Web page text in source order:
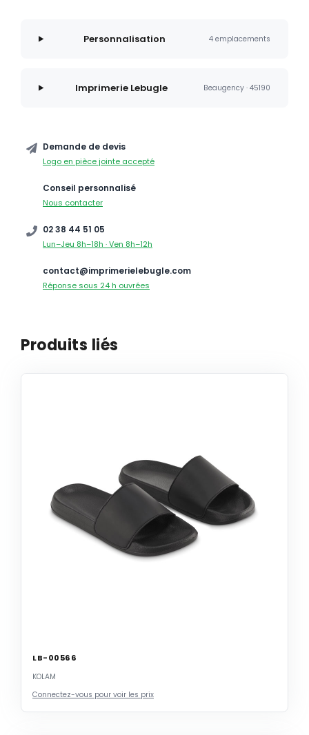
Personnalisation 4 emplacements
Imprimerie Lebugle Beaugency · 45190
Demande de devis
Logo en pièce jointe accepté
Conseil personnalisé
Nous contacter
02 38 44 51 05
Lun–Jeu 8h–18h · Ven 8h–12h
contact@imprimerielebugle.com
Réponse sous 24 h ouvrées
Produits liés
LB-00566
KOLAM
Connectez-vous pour voir les prix